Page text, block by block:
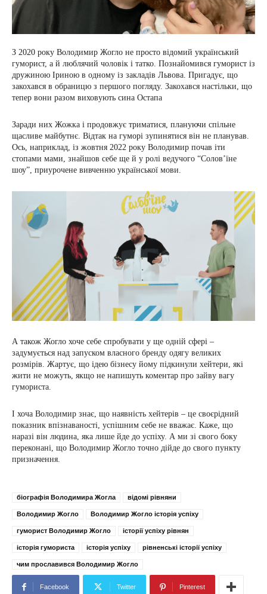
З 2020 року Володимир Жогло не просто відомий український
гуморист, а й люблячий чоловік і татко. Познайомився гуморист із
дружиною Іриною в одному із закладів Львова. Пригадує, що
закохався в обраницю з першого погляду. Закохався настільки, що
тепер вони разом виховують сина Остапа
Заради них Жожка і продовжує триматися, плануючи спільне
щасливе майбутнє. Відтак на гуморі зупинятися він не планував.
Ось, наприклад, із жовтня 2022 року Володимир почав іти
стопами мами, знайшов себе ще й у ролі ведучого “Солов’їне
шоу”, приурочене вивченню української мови.
А також Жогло хоче себе спробувати у ще одній сфері –
задумується над запуском власного бренду одягу великих
розмірів. Жартує, що ідею бізнесу йому підкинули хейтери, які
жити не можуть, якщо не напишуть коментар про зайву вагу
гумориста.
І хоча Володимир знає, що наявність хейтерів – це своєрідний
показник впізнаваності, успішним себе не вважає. Каже, що
наразі він людина, яка лише йде до успіху. А ми зі свого боку
переконані, що Володимир Жогло точно дійде до свого пункту
призначення.
біографія Володимира Жогла відомі рівняни
Володимир Жогло Володимир Жогло історія успіху
гуморист Володимир Жогло історії успіху рівнян
історія гумориста історія успіху рівненські історії успіху
чим прославився Володимир Жогло
Facebook Twitter Pinterest